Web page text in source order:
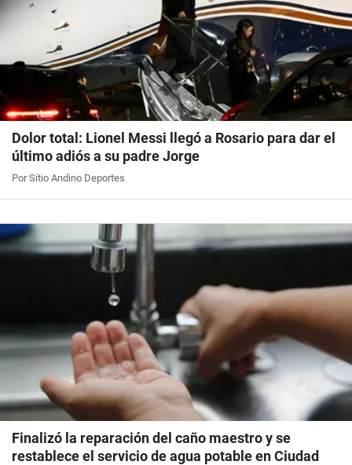
Dolor total: Lionel Messi llegó a Rosario para dar el
último adiós a su padre Jorge
Por Sitio Andino Deportes
Finalizó la reparación del caño maestro y se
restablece el servicio de agua potable en Ciudad